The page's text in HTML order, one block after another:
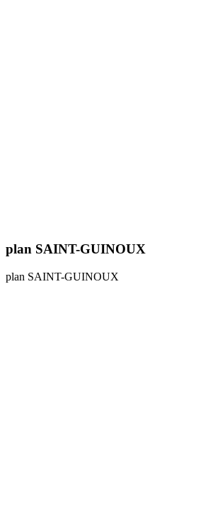
plan SAINT-GUINOUX
plan SAINT-GUINOUX